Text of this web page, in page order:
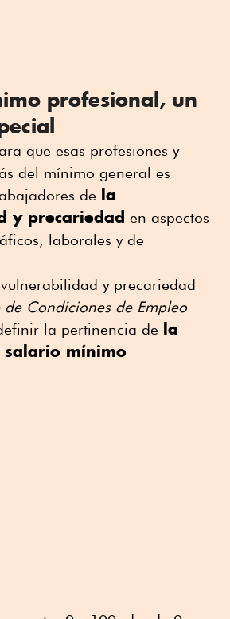
profesional, un
que esas profesiones y
del mínimo general es
de la
y precariedad en aspectos
laborales y de
y precariedad
de Condiciones de Empleo
la pertinencia de la
mínimo